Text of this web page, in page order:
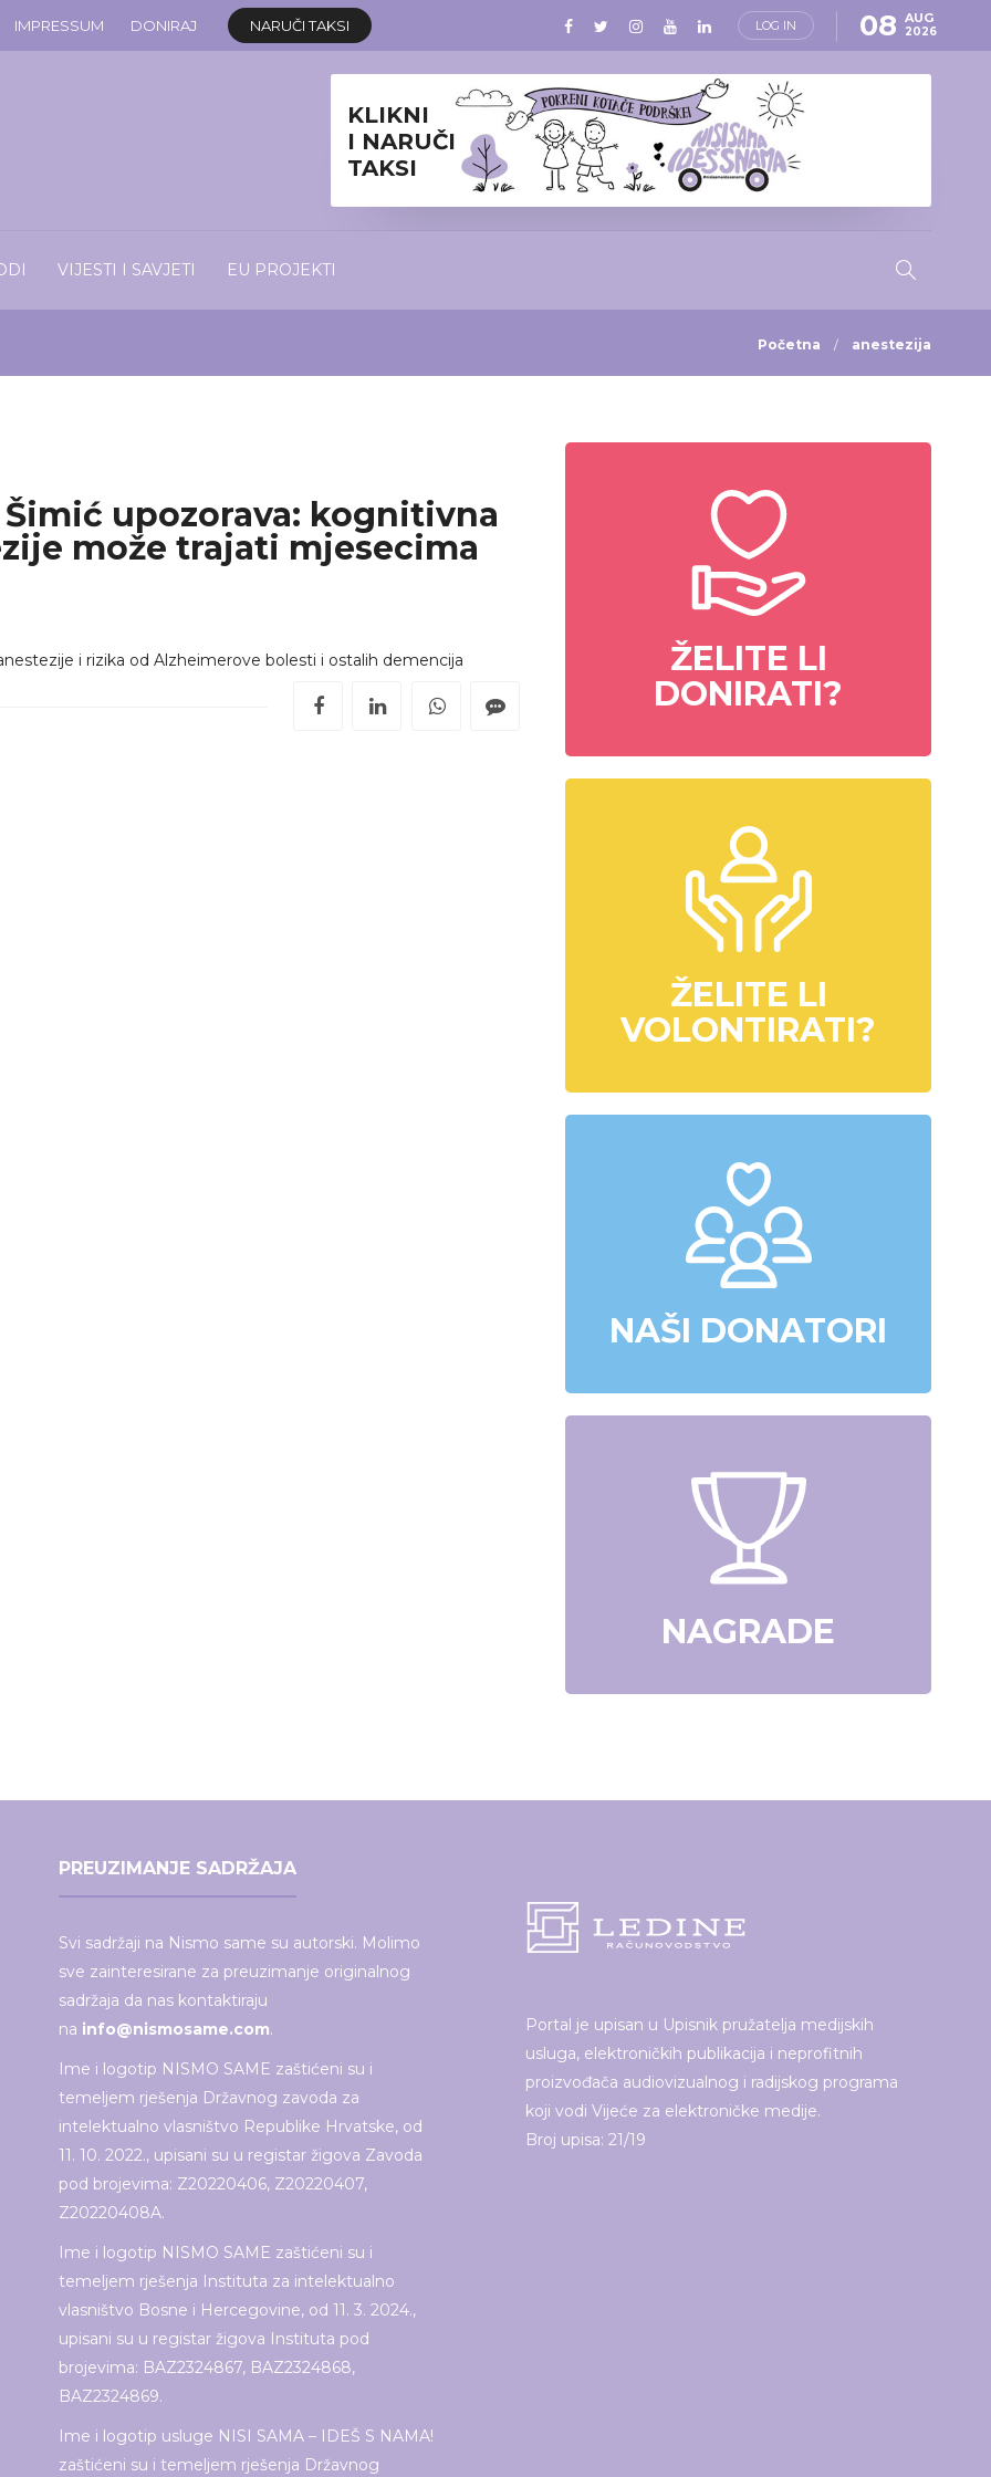
IMPRESSUM DONIRAJ NARUČI TAKSI LOG IN 08 AUG
2026
KLIKNI
I NARUČI
TAKSI
VIJESTI I SAVJETI EU PROJEKTI
Početna anestezija
upozorava: kognitivna
može trajati mjesecima
i rizika od Alzheimerove bolesti i ostalih demencija
ŽELITE LI
DONIRATI?
ŽELITE LI
VOLONTIRATI?
NAŠI DONATORI
NAGRADE
PREUZIMANJE SADRŽAJA
Svi sadržaji na Nismo same su autorski. Molimo
sve zainteresirane za preuzimanje originalnog
sadržaja da nas kontaktiraju
na info@nismosame.com.
Ime i logotip NISMO SAME zaštićeni su i
temeljem rješenja Državnog zavoda za
intelektualno vlasništvo Republike Hrvatske, od
11. 10. 2022., upisani su u registar žigova Zavoda
pod brojevima: Z20220406, Z20220407,
Z20220408A.
Ime i logotip NISMO SAME zaštićeni su i
temeljem rješenja Instituta za intelektualno
vlasništvo Bosne i Hercegovine, od 11. 3. 2024.,
upisani su u registar žigova Instituta pod
brojevima: BAZ2324867, BAZ2324868,
BAZ2324869.
Ime i logotip usluge NISI SAMA – IDEŠ S NAMA!
zaštićeni su i temeljem rješenja Državnog
Portal je upisan u Upisnik pružatelja medijskih
usluga, elektroničkih publikacija i neprofitnih
proizvođača audiovizualnog i radijskog programa
koji vodi Vijeće za elektroničke medije.
Broj upisa: 21/19